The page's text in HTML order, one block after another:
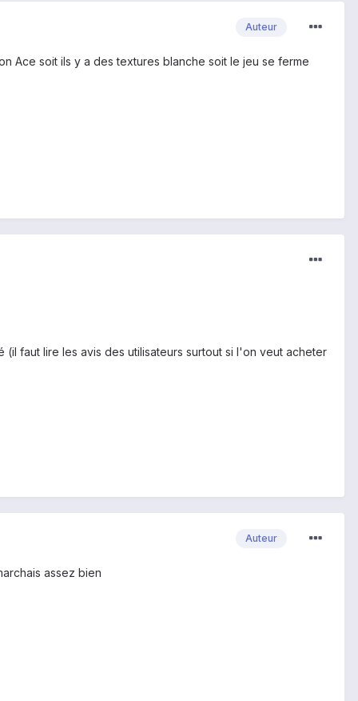
Auteur
Ace soit ils y a des textures blanche soit le jeu se ferme
faut lire les avis des utilisateurs surtout si l'on veut acheter
Auteur
assez bien